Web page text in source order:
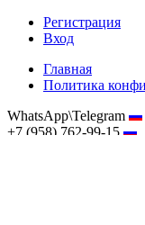
Регистрация
Вход
Главная
Политика
WhatsApp\Telegram
+7 (958) 762-99-15